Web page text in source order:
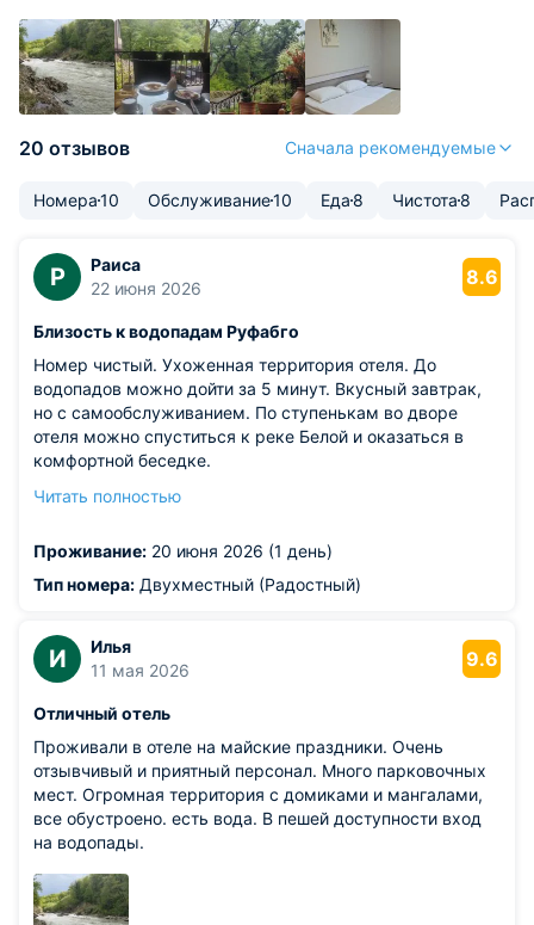
20 отзывов Сначала рекомендуемые
Номера10 Обслуживание10 Еда 8 Чистота 8
Р
Раиса
22 июня 2026
8.6
Близость к водопадам Руфабго
Номер чистый. Ухоженная территория отеля. До
водопадов можно дойти за 5 минут. Вкусный завтрак,
но с самообслуживанием. По ступенькам во дворе
отеля можно спуститься к реке Белой и оказаться в
комфортной беседке.
Всю ночь за окном был шум, видимо, из-за насоса.
Читать полностью
Проживание: 20 июня 2026 (1 день)
Тип номера: Двухместный (Радостный)
И
Илья
11 мая 2026
9.6
Отличный отель
Проживали в отеле на майские праздники. Очень
отзывчивый и приятный персонал. Много парковочных
мест. Огромная территория с домиками и мангалами,
все обустроено. есть вода. В пешей доступности вход
на водопады.